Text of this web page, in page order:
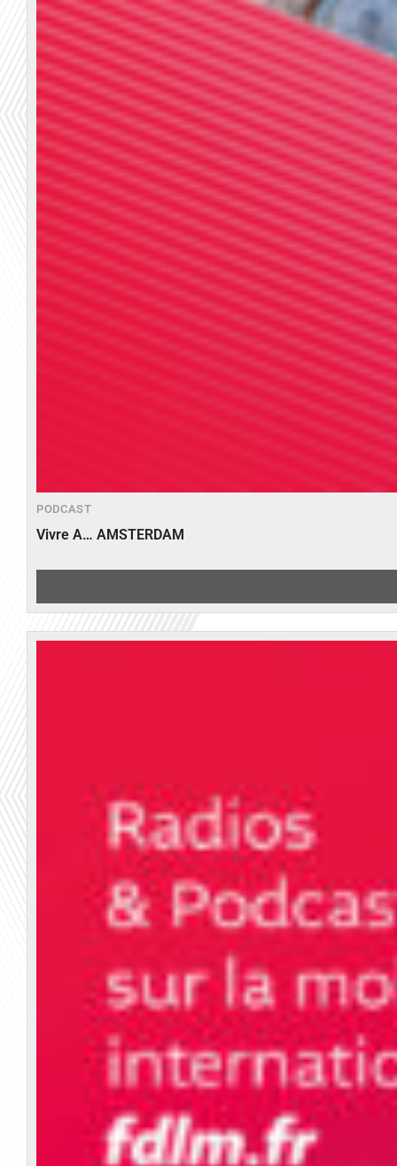
PODCAST
Vivre A… AMSTERDAM